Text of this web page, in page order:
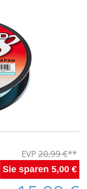
20,99 €
5,00 €